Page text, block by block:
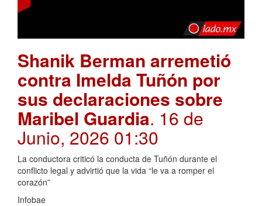
Shanik Berman arremetió
contra Imelda Tuñón por
sus declaraciones sobre
Maribel Guardia. 16 de
Junio, 2026 01:30
La conductora criticó la conducta de Tuñón durante el
conflicto legal y advirtió que la vida “le va a romper el
corazón”
Infobae